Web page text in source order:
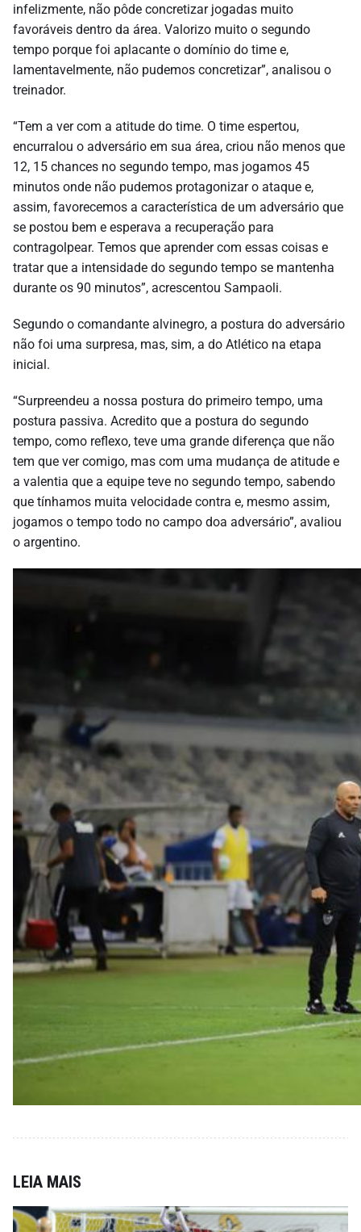
infelizmente, não pôde concretizar jogadas muito
favoráveis dentro da área. Valorizo muito o segundo
tempo porque foi aplacante o domínio do time e,
lamentavelmente, não pudemos concretizar”, analisou o
treinador.
“Tem a ver com a atitude do time. O time espertou,
encurralou o adversário em sua área, criou não menos que
12, 15 chances no segundo tempo, mas jogamos 45
minutos onde não pudemos protagonizar o ataque e,
assim, favorecemos a característica de um adversário que
se postou bem e esperava a recuperação para
contragolpear. Temos que aprender com essas coisas e
tratar que a intensidade do segundo tempo se mantenha
durante os 90 minutos”, acrescentou Sampaoli.
Segundo o comandante alvinegro, a postura do adversário
não foi uma surpresa, mas, sim, a do Atlético na etapa
inicial.
“Surpreendeu a nossa postura do primeiro tempo, uma
postura passiva. Acredito que a postura do segundo
tempo, como reflexo, teve uma grande diferença que não
tem que ver comigo, mas com uma mudança de atitude e
a valentia que a equipe teve no segundo tempo, sabendo
que tínhamos muita velocidade contra e, mesmo assim,
jogamos o tempo todo no campo doa adversário”, avaliou
o argentino.
LEIA MAIS